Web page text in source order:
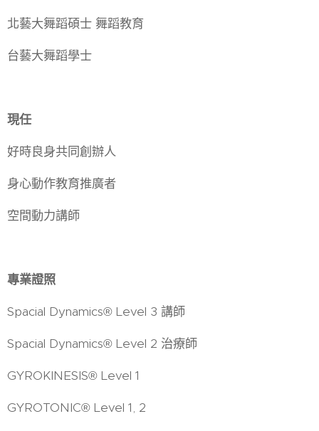
北藝大舞蹈碩士 舞蹈教育
台藝大舞蹈學士
現任
好時良身共同創辦人
身心動作教育推廣者
空間動力講師
專業證照
Spacial Dynamics® Level 3 講師
Spacial Dynamics® Level 2 治療師
GYROKINESIS® Level 1
GYROTONIC® Level 1, 2